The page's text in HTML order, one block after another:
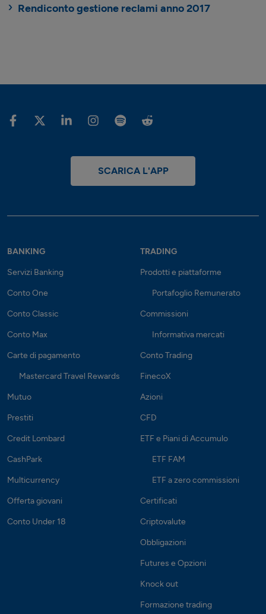
Rendiconto gestione reclami anno 2017
SCARICA L'APP
BANKING
Servizi Banking
Conto One
Conto Classic
Conto Max
Carte di pagamento
Mastercard Travel Rewards
Mutuo
Prestiti
Credit Lombard
CashPark
Multicurrency
Offerta giovani
Conto Under 18
TRADING
Prodotti e piattaforme
Portafoglio Remunerato
Commissioni
Informativa mercati
Conto Trading
FinecoX
Azioni
CFD
ETF e Piani di Accumulo
ETF FAM
ETF a zero commissioni
Certificati
Criptovalute
Obbligazioni
Futures e Opzioni
Knock out
Formazione trading